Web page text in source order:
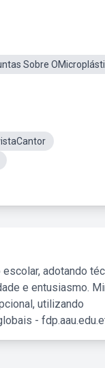
Sobre
adotando
e entusiasmo.
utilizando
-